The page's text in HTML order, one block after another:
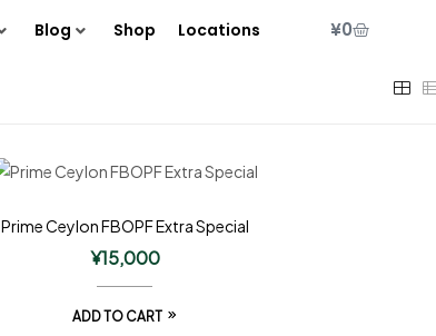
Blog Shop Locations ¥0
Prime Ceylon FBOPF Extra Special
¥15,000
ADD TO CART